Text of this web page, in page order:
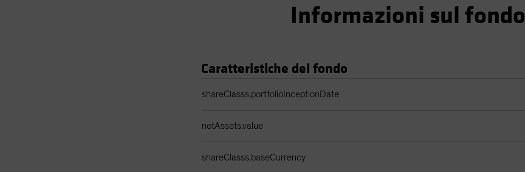
Informazioni sul fondo
Caratteristiche del fondo
shareClasss.portfolioInceptionDate
netAssets.value
shareClasss.baseCurrency